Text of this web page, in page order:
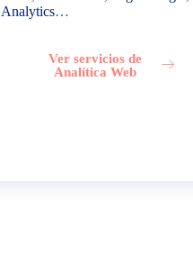
Analytics…
Ver servicios de
Analítica Web